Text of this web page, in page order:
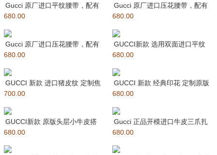
Gucci 原厂进口平纹腰带，配有
互扣式双G带扣细节。磨砂金
680.00
Gucci 原厂进口压花腰带，配有
单G式长型扣细节。亮面金属
680.00
Gucci 原厂进口压花腰带，配有
双G式经典扣细节。亮面金
680.00
GUCCI新款 选用双面进口平纹
牛皮，搭配方形G扣，时尚休闲
680.00
GUCCI 新款 进口猪皮纹 定制焦
糖色细纹皮 方形间色双G
700.00
GUCCI 新款 经典印花 定制原版
皮 细纹皮 方形转动扣
680.00
GUCCI新款 原版头层小牛皮搭
配精品铜扣，磨砂五金，别致的
680.00
Gucci 正品开模进口牛皮三爪扎
纹猪皮纹，搭配双G扣纯铜五
680.00